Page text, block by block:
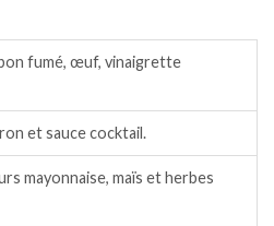
fumé, œuf, vinaigrette
et sauce cocktail.
mayonnaise, maïs et herbes